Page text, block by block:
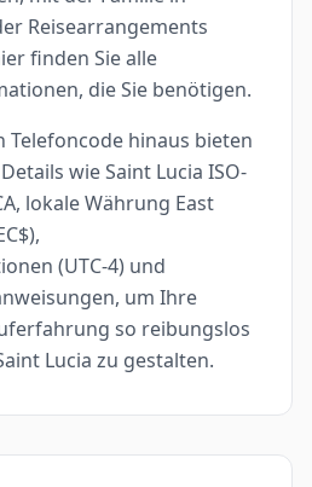
Reisearrangements
finden Sie alle
die Sie benötigen.
Telefoncode hinaus bieten
wie Saint Lucia ISO-
lokale Währung East
(UTC-4) und
um Ihre
so reibungslos
Lucia zu gestalten.